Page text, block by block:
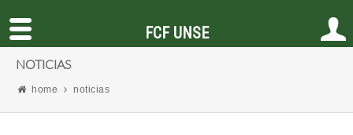
NOTICIAS
home noticias
FCF UNSE